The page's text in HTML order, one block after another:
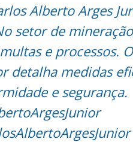
Alberto Arges
setor de
e processos.
detalha medidas
e segurança.